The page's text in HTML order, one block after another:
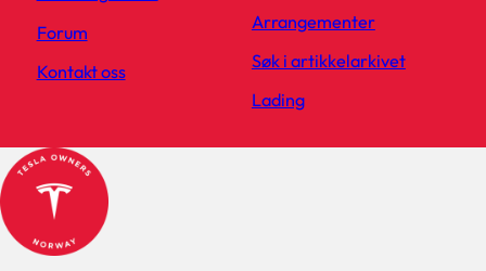
Forum
Kontakt oss
Arrangementer
Søk i artikkelarkivet
Lading